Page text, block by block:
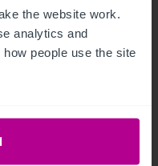
the website work.
analytics and
people use the site